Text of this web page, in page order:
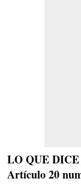
LO QUE
Artículo 20